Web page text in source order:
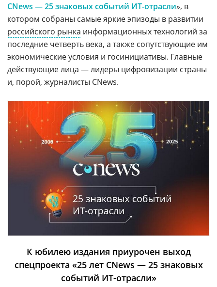
CNews — 25 знаковых событий ИТ-отрасли», в
котором собраны самые яркие эпизоды в развитии
российского рынка информационных технологий за
последние четверть века, а также сопутствующие им
экономические условия и госинициативы. Главные
действующие лица — лидеры цифровизации страны
и, порой, журналисты CNews.
К юбилею издания приурочен выход
спецпроекта «25 лет CNews — 25 знаковых
событий ИТ-отрасли»